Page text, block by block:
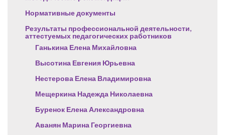
Нормативные документы
Результаты профессиональной деятельности,
аттестуемых педагогических работников
Ганькина Елена Михайловна
Высотина Евгения Юрьевна
Нестерова Елена Владимировна
Мещеркина Надежда Николаевна
Буренок Елена Александровна
Аванян Марина Георгиевна